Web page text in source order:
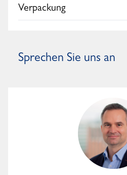
Verpackung
Sprechen Sie uns an